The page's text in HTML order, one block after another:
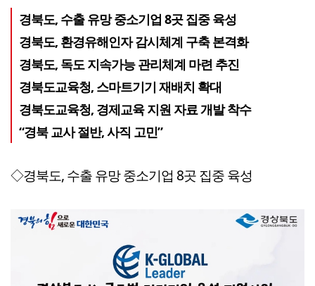
경북도, 수출 유망 중소기업 8곳 집중 육성
경북도, 환경유해인자 감시체계 구축 본격화
경북도, 독도 지속가능 관리체계 마련 추진
경북도교육청, 스마트기기 재배치 확대
경북도교육청, 경제교육 지원 자료 개발 착수
“경북 교사 절반, 사직 고민”
◇경북도, 수출 유망 중소기업 8곳 집중 육성